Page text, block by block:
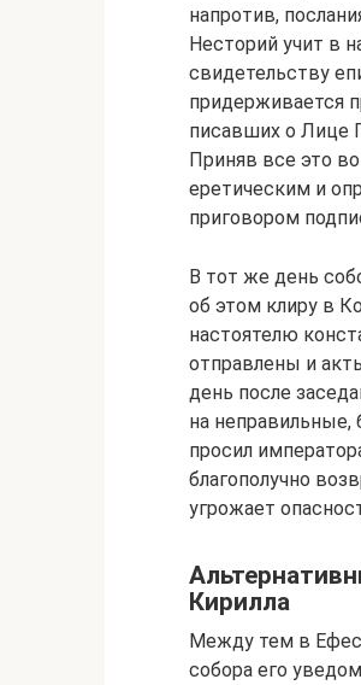
напротив,
Несторий учит в
свидетельству
придерживается
писавших о Лице
Приняв все это
еретическим и
приговором
В тот же день
об этом клиру в
настоятелю
отправлены и
день после
на неправильные,
просил
благополучно
угрожает
Кирилла
Между тем в Ефес
собора его